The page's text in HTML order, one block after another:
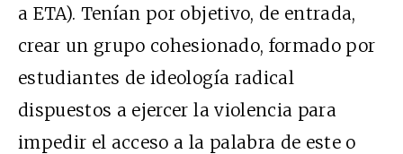
a ETA). Tenían por objetivo, de entrada,
crear un grupo cohesionado, formado por
estudiantes de ideología radical
dispuestos a ejercer la violencia para
impedir el acceso a la palabra de este o